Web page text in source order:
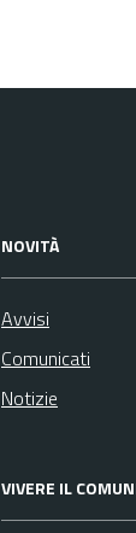
NOVITÀ
Avvisi
Comunicati
Notizie
VIVERE IL